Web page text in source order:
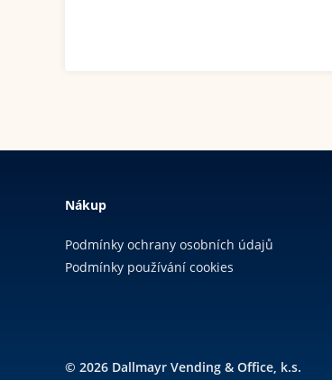
Nákup
Podmínky ochrany osobních údajů
Podmínky používání cookies
© 2026 Dallmayr Vending & Office, k.s.